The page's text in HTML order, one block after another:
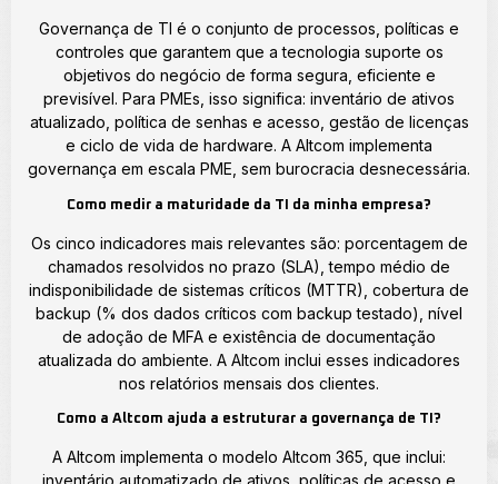
Governança de TI é o conjunto de processos, políticas e
controles que garantem que a tecnologia suporte os
objetivos do negócio de forma segura, eficiente e
previsível. Para PMEs, isso significa: inventário de ativos
atualizado, política de senhas e acesso, gestão de licenças
e ciclo de vida de hardware. A Altcom implementa
governança em escala PME, sem burocracia desnecessária.
Como medir a maturidade da TI da minha empresa?
Os cinco indicadores mais relevantes são: porcentagem de
chamados resolvidos no prazo (SLA), tempo médio de
indisponibilidade de sistemas críticos (MTTR), cobertura de
backup (% dos dados críticos com backup testado), nível
de adoção de MFA e existência de documentação
atualizada do ambiente. A Altcom inclui esses indicadores
nos relatórios mensais dos clientes.
Como a Altcom ajuda a estruturar a governança de TI?
A Altcom implementa o modelo Altcom 365, que inclui:
inventário automatizado de ativos, políticas de acesso e